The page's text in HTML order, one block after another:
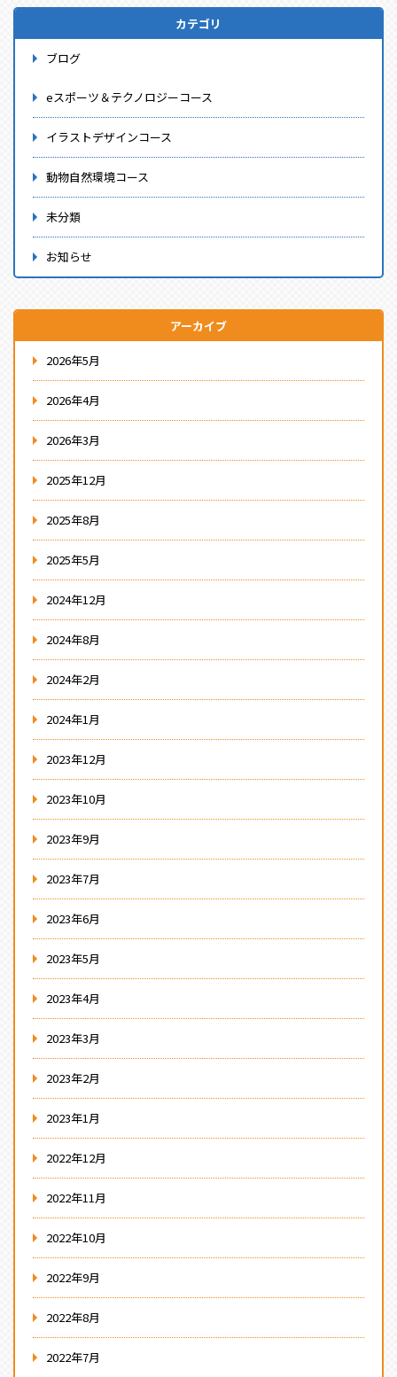
カテゴリ
ブログ
eスポーツ＆テクノロジーコース
イラストデザインコース
動物自然環境コース
未分類
お知らせ
アーカイブ
2026年5月
2026年4月
2026年3月
2025年12月
2025年8月
2025年5月
2024年12月
2024年8月
2024年2月
2024年1月
2023年12月
2023年10月
2023年9月
2023年7月
2023年6月
2023年5月
2023年4月
2023年3月
2023年2月
2023年1月
2022年12月
2022年11月
2022年10月
2022年9月
2022年8月
2022年7月